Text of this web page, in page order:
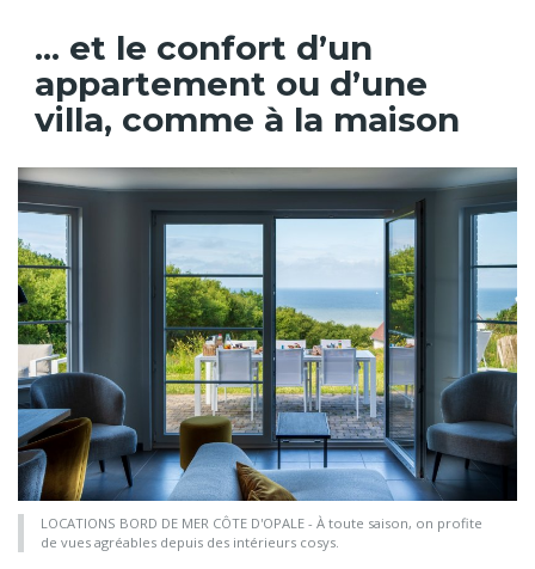
... et le confort d’un
appartement ou d’une
villa, comme à la maison
LOCATIONS BORD DE MER CÔTE D'OPALE - À toute saison, on profite
de vues agréables depuis des intérieurs cosys.